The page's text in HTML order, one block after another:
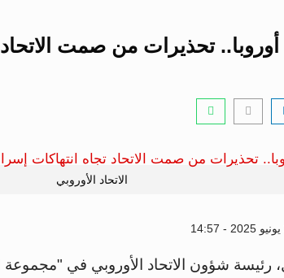
تحذيرات من صمت الاتحاد
الاتحاد الأوروبي
رئيسة شؤون الاتحاد الأوروبي في "مجموعة